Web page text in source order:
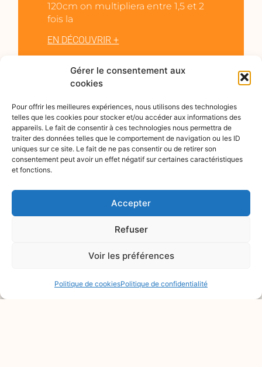
Gérer le consentement aux
cookies
Pour offrir les meilleures expériences, nous utilisons des technologies
telles que les cookies pour stocker et/ou accéder aux informations des
appareils. Le fait de consentir à ces technologies nous permettra de
traiter des données telles que le comportement de navigation ou les ID
uniques sur ce site. Le fait de ne pas consentir ou de retirer son
consentement peut avoir un effet négatif sur certaines caractéristiques
et fonctions.
Accepter
Refuser
Voir les préférences
Politique de cookiesPolitique de confidentialité
120cm on multipliera entre 1,5 et 2
fois la
EN DÉCOUVRIR +